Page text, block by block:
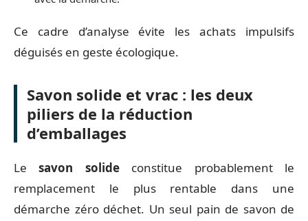
Ce cadre d’analyse évite les achats impulsifs
déguisés en geste écologique.
Savon solide et vrac : les deux
piliers de la réduction
d’emballages
Lesavon solideconstitue probablement le
remplacement le plus rentable dans une
démarche zéro déchet. Un seul pain de savon de